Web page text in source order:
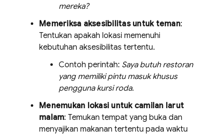
mereka?
Memeriksa aksesibilitas untuk teman:
Tentukan apakah lokasi memenuhi
kebutuhan aksesibilitas tertentu.
Contoh perintah: Saya butuh restoran
yang memiliki pintu masuk khusus
pengguna kursi roda.
Menemukan lokasi untuk camilan larut
malam: Temukan tempat yang buka dan
menyajikan makanan tertentu pada waktu